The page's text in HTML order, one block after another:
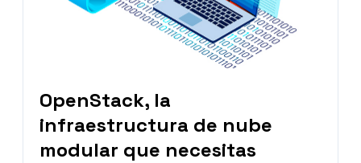
OpenStack, la
infraestructura de nube
modular que necesitas